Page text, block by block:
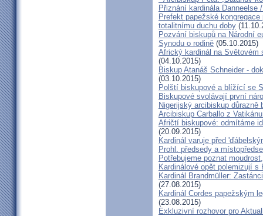
Přiznání kardinála Danneelse
Prefekt papežské
totalitnímu duchu doby
Pozvání biskupů na Národní
Synodu o rodině (05.10.2015)
Africký kardinál na Světovém
(04.10.2015)
Biskup Atanáš Schneider -
(03.10.2015)
Polští biskupové a blížící se
Biskupové svolávají první
Nigerijský arcibiskup důrazně
Arcibiskup Carballo z
Afričtí biskupové: odmítáme
(20.09.2015)
Kardinál varuje před
Prohl. předsedy a
Potřebujeme poznat
Kardinálové opět polemizují
Kardinál Brandmüller:
(27.08.2015)
Kardinál Cordes papežským
(23.08.2015)
Exkluzivní rozhovor pro